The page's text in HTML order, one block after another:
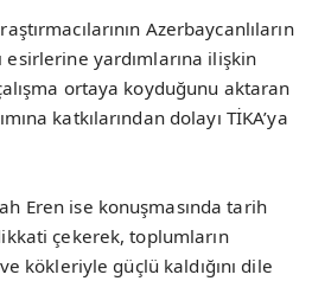
Azerbaycanlıların
esirlerine yardımlarına ilişkin
ortaya koyduğunu aktaran
katkılarından dolayı TİKA’ya
Eren ise konuşmasında tarih
çekerek, toplumların
kökleriyle güçlü kaldığını dile